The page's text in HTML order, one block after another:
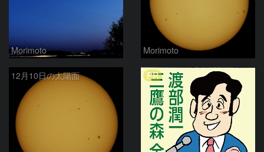
Morimoto Morimoto
12月10日の太陽面 PR